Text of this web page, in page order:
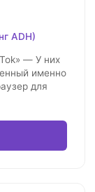
ADH)
— У них
именно
для